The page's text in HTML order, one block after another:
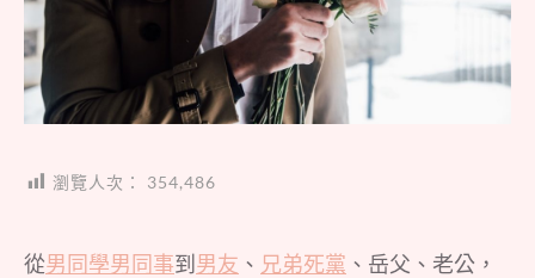
瀏覽人次： 354,486
從男同學男同事到 男友 、 兄弟死黨 、岳父、老公，